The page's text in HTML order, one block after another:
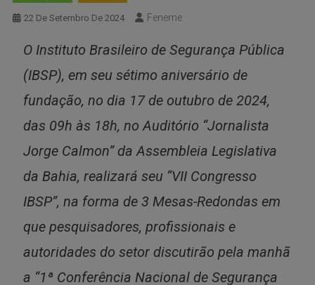
22 De Setembro De 2024 Feneme
O Instituto Brasileiro de Segurança Pública
(IBSP), em seu sétimo aniversário de
fundação, no dia 17 de outubro de 2024,
das 09h às 18h, no Auditório “Jornalista
Jorge Calmon” da Assembleia Legislativa
da Bahia, realizará seu “VII Congresso
IBSP”, na forma de 3 Mesas-Redondas em
que pesquisadores, profissionais e
autoridades do setor discutirão pela manhã
a “1ª Conferência Nacional de Segurança